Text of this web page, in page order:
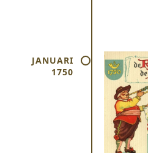
JANUARI
1750